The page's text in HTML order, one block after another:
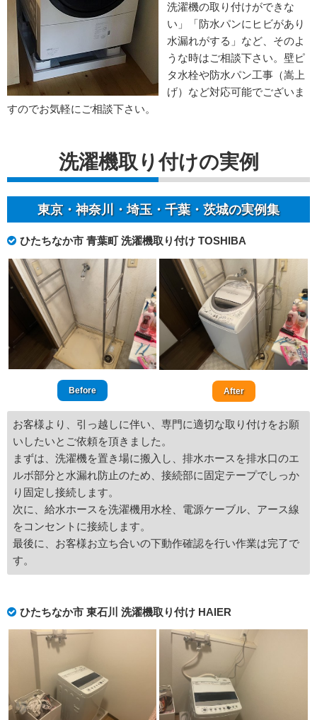
洗濯機の取り付けができな
い」「防水パンにヒビがあり
水漏れがする」など、そのよ
うな時はご相談下さい。壁ピ
タ水栓や防水パン工事（嵩上
げ）など対応可能でございま
すのでお気軽にご相談下さい。
洗濯機取り付けの実例
東京・神奈川・埼玉・千葉・茨城の実例集
ひたちなか市 青葉町 洗濯機取り付け TOSHIBA
Before After
お客様より、引っ越しに伴い、専門に適切な取り付けをお願
いしたいとご依頼を頂きました。
まずは、洗濯機を置き場に搬入し、排水ホースを排水口のエ
ルボ部分と水漏れ防止のため、接続部に固定テープでしっか
り固定し接続します。
次に、給水ホースを洗濯機用水栓、電源ケーブル、アース線
をコンセントに接続します。
最後に、お客様お立ち合いの下動作確認を行い作業は完了で
す。
ひたちなか市 東石川 洗濯機取り付け HAIER